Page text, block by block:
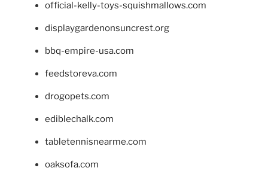
official-kelly-toys-squishmallows.com
displaygardenonsuncrest.org
bbq-empire-usa.com
feedstoreva.com
drogopets.com
ediblechalk.com
tabletennisnearme.com
oaksofa.com